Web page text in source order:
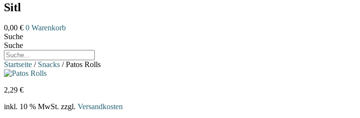
Sitl
0,00 € 0 Warenkorb
Suche
Suche
Startseite / Snacks / Patos Rolls
2,29 €
inkl. 10 % MwSt. zzgl. Versandkosten